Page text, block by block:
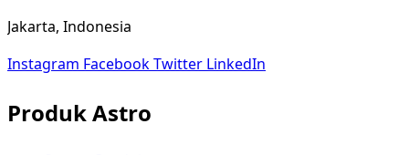
Jakarta, Indonesia
Instagram FacebookTwitter LinkedIn
Produk Astro